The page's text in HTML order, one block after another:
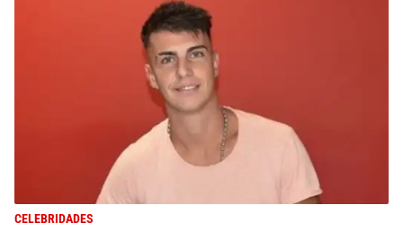
CELEBRIDADES